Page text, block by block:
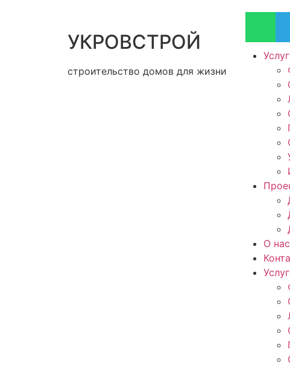
УКРОВСТРОЙ
строительство домов для жизни
О нас